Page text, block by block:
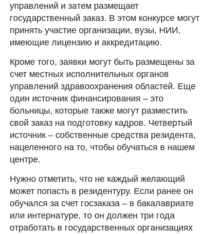
управлений и затем размещает
государственный заказ. В этом конкурсе могут
принять участие организации, вузы, НИИ,
имеющие лицензию и аккредитацию.
Кроме того, заявки могут быть размещены за
счет местных исполнительных органов
управлений здравоохранения областей. Еще
один источник финансирования – это
больницы, которые также могут разместить
свой заказ на подготовку кадров. Четвертый
источник – собственные средства резидента,
нацеленного на то, чтобы обучаться в нашем
центре.
Нужно отметить, что не каждый желающий
может попасть в резидентуру. Если ранее он
обучался за счет госзаказа – в бакалавриате
или интернатуре, то он должен три года
отработать в государственных организациях